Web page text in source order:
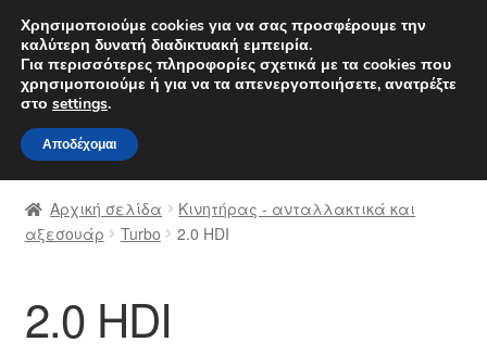
ΑΠΟΣΤΟΛΗ από 7 EUR
Δευτέρα-Παρ. 9 π.μ. - 4 μ.μ.
Απευθείας
μετάβαση
στην
πλοήγηση
Μετάβαση
σε
περιεχόμενο
Αρχική
Διαδικασία Παραπόνων
Καροτσάκι
Αρχική σελίδα
Κινητήρας - ανταλλακτικά και
αξεσουάρ
Turbo 2.0 HDI
2.0 HDI
Χρησιμοποιούμε cookies για να σας προσφέρουμε την
καλύτερη δυνατή διαδικτυακή εμπειρία.
Για περισσότερες πληροφορίες σχετικά με τα cookies που
χρησιμοποιούμε ή για να τα απενεργοποιήσετε, ανατρέξτε
στο settings.
Αποδέχομαι